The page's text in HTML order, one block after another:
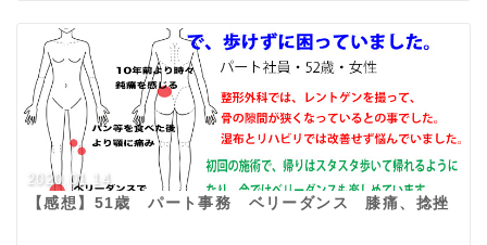
2020.01.14
【感想】51歳 パート事務 ベリーダンス 膝痛、捻挫